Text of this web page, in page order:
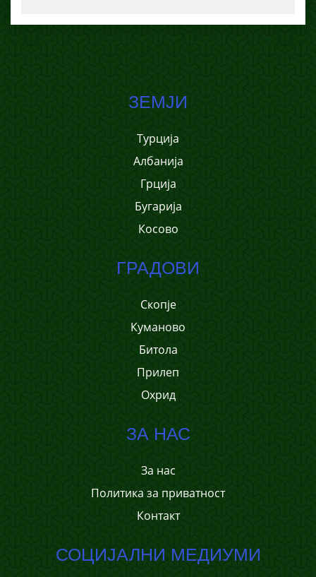
ЗЕМЈИ
Турција
Албанија
Грција
Бугарија
Косово
ГРАДОВИ
Скопје
Куманово
Битола
Прилеп
Охрид
ЗА НАС
За нас
Политика за приватност
Контакт
СОЦИЈАЛНИ МЕДИУМИ